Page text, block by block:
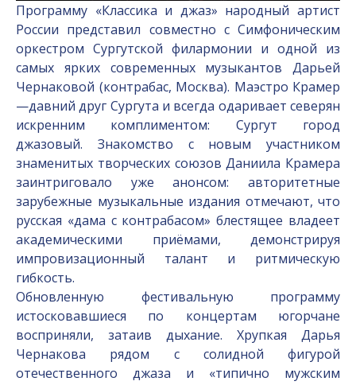
Программу «Классика и джаз» народный артист
России представил совместно с Симфоническим
оркестром Сургутской филармонии и одной из
самых ярких современных музыкантов Дарьей
Чернаковой (контрабас, Москва). Маэстро Крамер
—давний друг Сургута и всегда одаривает северян
искренним комплиментом: Сургут город
джазовый. Знакомство с новым участником
знаменитых творческих союзов Даниила Крамера
заинтриговало уже анонсом: авторитетные
зарубежные музыкальные издания отмечают, что
русская «дама с контрабасом» блестящее владеет
академическими приёмами, демонстрируя
импровизационный талант и ритмическую
гибкость.
Обновленную фестивальную программу
истосковавшиеся по концертам югорчане
восприняли, затаив дыхание. Хрупкая Дарья
Чернакова рядом с солидной фигурой
отечественного джаза и «типично мужским